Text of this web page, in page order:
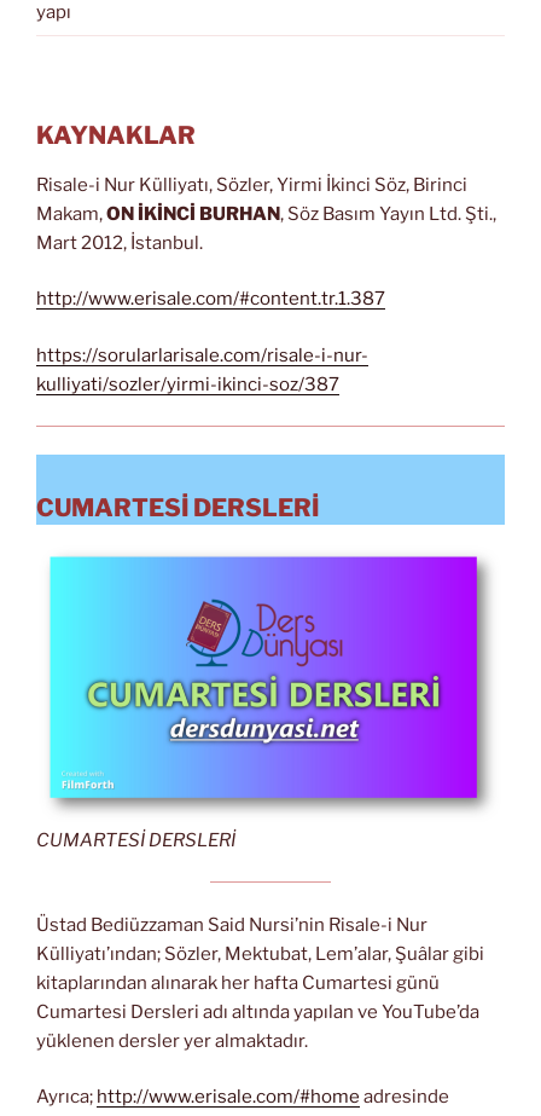
yapı
KAYNAKLAR
Risale-i Nur Külliyatı, Sözler, Yirmi İkinci Söz, Birinci
Makam,ON İKİNCİ BURHAN, Söz Basım Yayın Ltd. Şti.,
Mart 2012, İstanbul.
http://www.erisale.com/#content.tr.1.387
https://sorularlarisale.com/risale-i-nur-
kulliyati/sozler/yirmi-ikinci-soz/387
CUMARTESİ DERSLERİ
CUMARTESİ DERSLERİ
Üstad Bediüzzaman Said Nursi’nin Risale-i Nur
Külliyatı’ından; Sözler, Mektubat, Lem’alar, Şuâlar gibi
kitaplarından alınarak her hafta Cumartesi günü
Cumartesi Dersleri adı altında yapılan ve YouTube’da
yüklenen dersler yer almaktadır.
Ayrıca; http://www.erisale.com/#home adresinde